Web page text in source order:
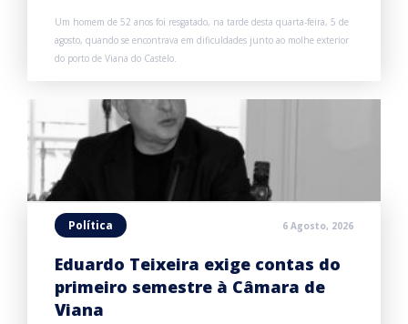
Um homem de 52 anos foi resgatado, na tarde desta quarta-feira, 5 de
agosto, quando se encontrava em dificuldades junto ao molhe exterior
do porto de Viana do Castelo.
Política 6 Agosto, 2026
Eduardo Teixeira exige contas do
primeiro semestre à Câmara de
Viana